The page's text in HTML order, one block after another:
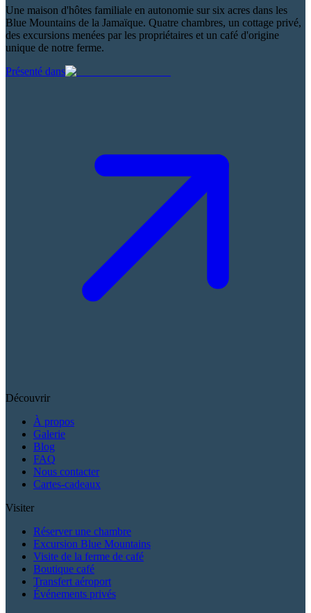
Une maison d'hôtes familiale en autonomie sur six acres dans les
Blue Mountains de la Jamaïque. Quatre chambres, un cottage privé,
des excursions menées par les propriétaires et un café d'origine
unique de notre ferme.
Présenté dans
Découvrir
À propos
Galerie
Blog
FAQ
Nous contacter
Cartes-cadeaux
Visiter
Réserver une chambre
Excursion Blue Mountains
Visite de la ferme de café
Boutique café
Transfert aéroport
Événements privés